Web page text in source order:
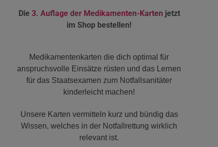
Die 3. Auflage der Medikamenten-Karten jetzt
im Shop bestellen!
Medikamentenkarten die dich optimal für
anspruchsvolle Einsätze rüsten und das Lernen
für das Staatsexamen zum Notfallsanitäter
kinderleicht machen!
Unsere Karten vermitteln kurz und bündig das
Wissen, welches in der Notfallrettung wirklich
relevant ist.